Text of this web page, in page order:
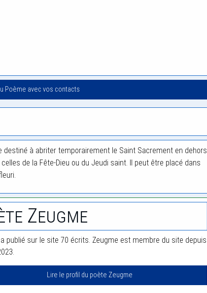
Poème avec vos contacts
à abriter temporairement le Saint Sacrement en dehors
de la Fête-Dieu ou du Jeudi saint. Il peut être placé dans
Zeugme
publié sur le site 70 écrits. Zeugme est membre du site depuis
Lire le profil du poète Zeugme